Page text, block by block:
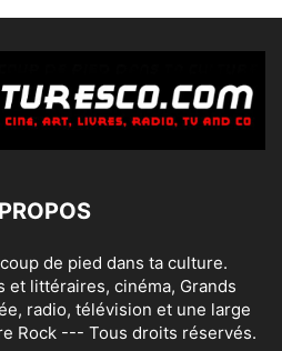
de pied dans ta culture.
et littéraires, cinéma, Grands
radio, télévision et une large
Rock --- Tous droits réservés.